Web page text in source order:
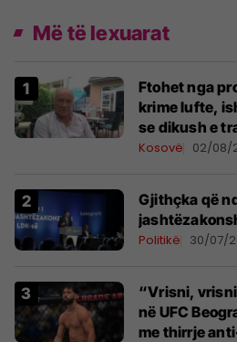
Më të lexuarat
Ftohet nga
krime lufte,
se dikush e
Kosovë 02/08/
Gjithçka që
Politikë 30/07/
“Vrisni,
në UFC
me thirrje